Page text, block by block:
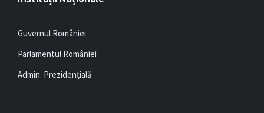
Guvernul României
Parlamentul României
Admin. Prezidențială